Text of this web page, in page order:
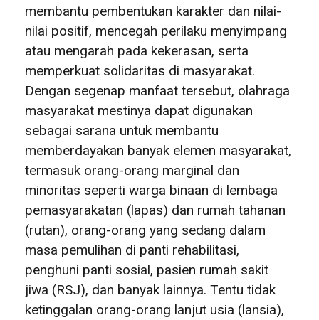
membantu pembentukan karakter dan nilai-
nilai positif, mencegah perilaku menyimpang
atau mengarah pada kekerasan, serta
memperkuat solidaritas di masyarakat.
Dengan segenap manfaat tersebut, olahraga
masyarakat mestinya dapat digunakan
sebagai sarana untuk membantu
memberdayakan banyak elemen masyarakat,
termasuk orang-orang marginal dan
minoritas seperti warga binaan di lembaga
pemasyarakatan (lapas) dan rumah tahanan
(rutan), orang-orang yang sedang dalam
masa pemulihan di panti rehabilitasi,
penghuni panti sosial, pasien rumah sakit
jiwa (RSJ), dan banyak lainnya. Tentu tidak
ketinggalan orang-orang lanjut usia (lansia),